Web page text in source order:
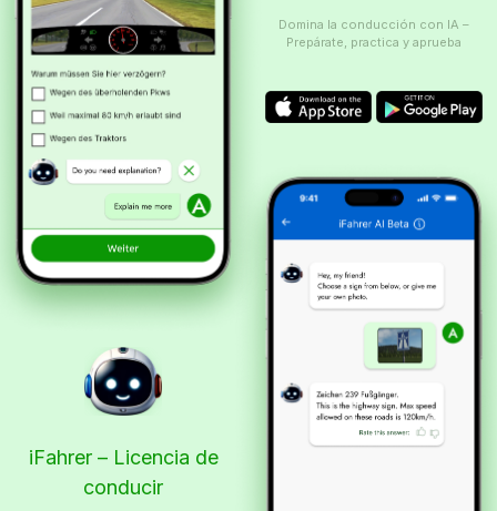
iFahrer – Licencia de
conducir
Domina la conducción con IA –
Prepárate, practica y aprueba